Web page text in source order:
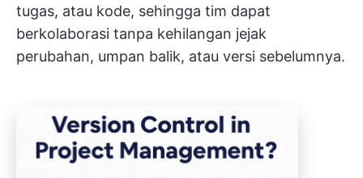
tugas, atau kode, sehingga tim dapat
berkolaborasi tanpa kehilangan jejak
perubahan, umpan balik, atau versi sebelumnya.